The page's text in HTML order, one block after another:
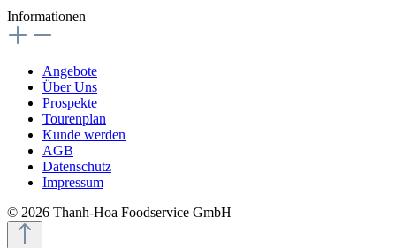
Informationen
Angebote
Über Uns
Prospekte
Tourenplan
Kunde werden
AGB
Datenschutz
Impressum
© 2026 Thanh-Hoa Foodservice GmbH